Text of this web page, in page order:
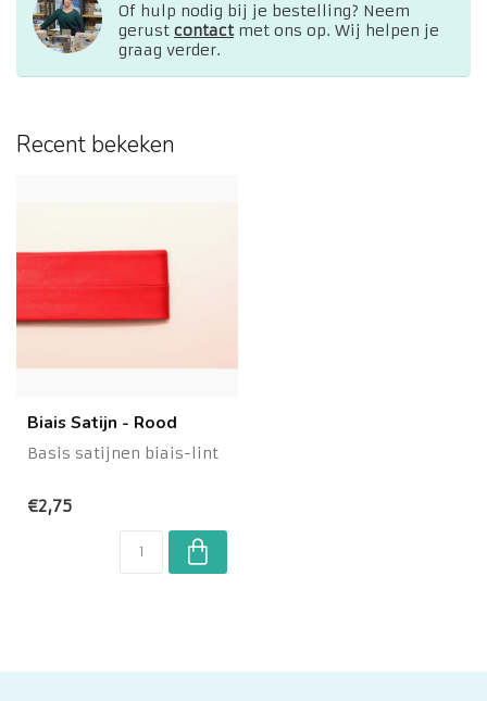
Of hulp nodig bij je bestelling? Neem
gerust contactmet ons op. Wij helpen je
graag verder.
Recent bekeken
Biais Satijn - Rood
Basis satijnen biais-lint
€2,75